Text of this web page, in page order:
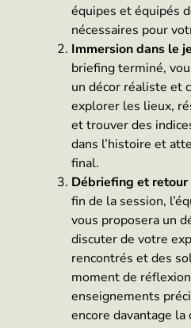
équipes et équipés
nécessaires pour
Immersion dans le
briefing terminé,
un décor réaliste et
explorer les lieux,
et trouver des
dans l’histoire et
final.
Débriefing et retour
fin de la session,
vous proposera un
discuter de votre
rencontrés et des
moment de
enseignements
encore davantage la